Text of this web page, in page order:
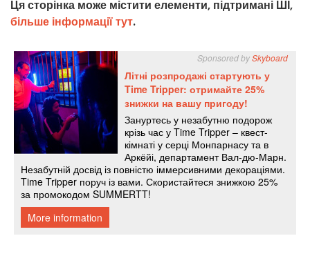
Ця сторінка може містити елементи, підтримані ШІ,
більше інформації тут.